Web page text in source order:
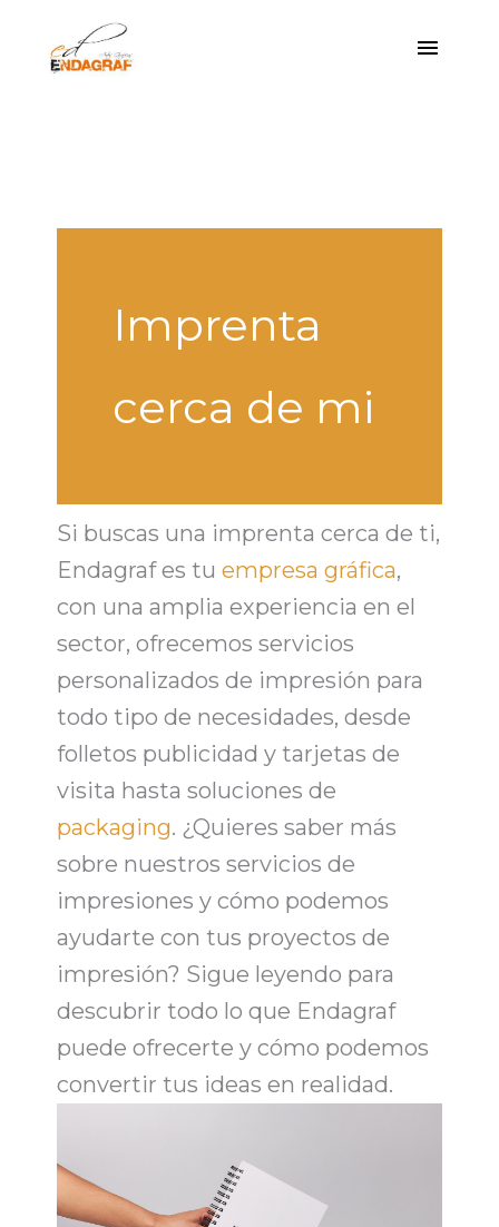
Imprenta
cerca de mi
Si buscas una imprenta cerca de ti,
Endagraf es tu empresa gráfica,
con una amplia experiencia en el
sector, ofrecemos servicios
personalizados de impresión para
todo tipo de necesidades, desde
folletos publicidad y tarjetas de
visita hasta soluciones de
packaging. ¿Quieres saber más
sobre nuestros servicios de
impresiones y cómo podemos
ayudarte con tus proyectos de
impresión? Sigue leyendo para
descubrir todo lo que Endagraf
puede ofrecerte y cómo podemos
convertir tus ideas en realidad.